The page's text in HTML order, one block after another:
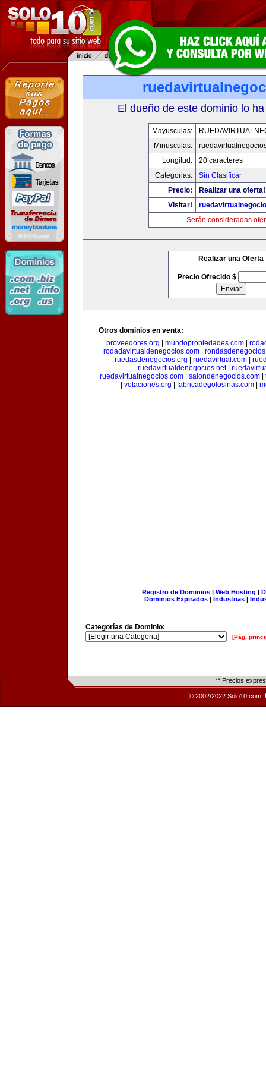
El dueño de este dominio lo
Mayusculas:
Minusculas:
Longitud:
20 caracteres
Categorias:
Sin Clasificar
Precio:
Realizar una oferta!
Visitar!
Serán consideradas
Realizar una Oferta
Precio Ofrecido $
Otros dominios en venta:
proveedores.org
mundopropiedades.com|
rodadavirtualdenegocios.com|
ruedasdenegocios.org
ruedavirtual.com|
ruedavirtualdenegocios.net|
ruedavirtualnegocios.com| salondenegocios.com|
votaciones.org fabricadegolosinas.com
Registro de Dominios| Web Hosting |
Dominios Expirados | Industrias |
Categorías de Dominio:
[Pág.
** Precios
© 2002/2022 Solo10.com